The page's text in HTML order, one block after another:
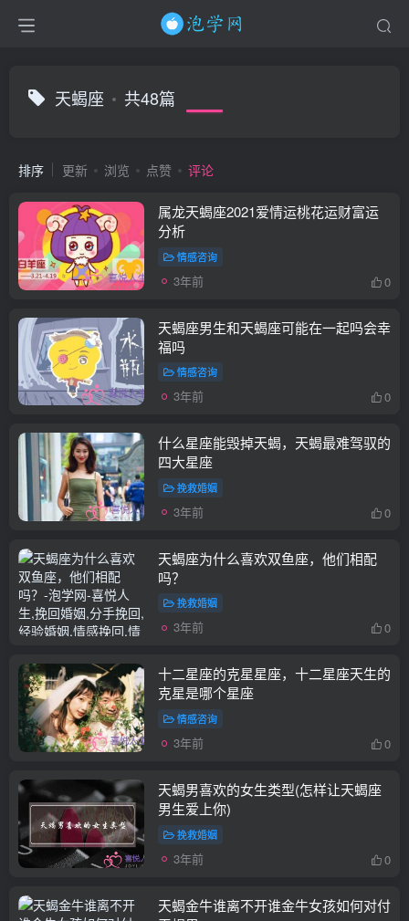
天蝎座 共48篇
排序 更新 浏览 点赞 评论
属龙天蝎座2021爱情运桃花运财富运
分析
情感咨询
3年前 0
天蝎座男生和天蝎座可能在一起吗会幸
福吗
情感咨询
3年前 0
什么星座能毁掉天蝎，天蝎最难驾驭的
四大星座
挽救婚姻
3年前 0
天蝎座为什么喜欢双鱼座，他们相配
吗？
挽救婚姻
3年前 0
十二星座的克星星座，十二星座天生的
克星是哪个星座
情感咨询
3年前 0
天蝎男喜欢的女生类型(怎样让天蝎座
男生爱上你)
挽救婚姻
3年前 0
天蝎金牛谁离不开谁金牛女孩如何对付